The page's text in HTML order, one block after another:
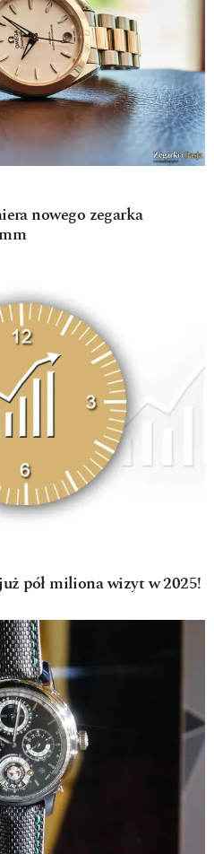
nowego zegarka
pół miliona wizyt w 2025!